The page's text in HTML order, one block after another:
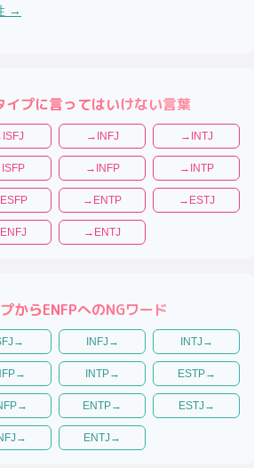
→
イプに言ってはいけない言葉
ISFJ → INFJ → INTJ
ISFP → INFP → INTP
ESFP → ENTP → ESTJ
ENFJ → ENTJ
からENFPへのNGワード
→ INFJ → INTJ →
→ INTP→ ESTP→
→ ENTP→ ESTJ →
→ ENTJ →